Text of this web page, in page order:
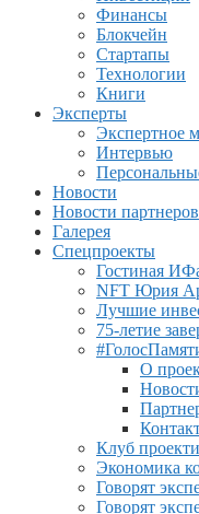
Финансы
Блокчейн
Стартапы
Технологии
Книги
Эксперты
Экспертное
Интервью
Новости
Новости партнеров
Галерея
Спецпроекты
Гостиная
NFT Юрия
Лучшие
75-летие
О
Клуб
Экономика
Говорят
Говорят